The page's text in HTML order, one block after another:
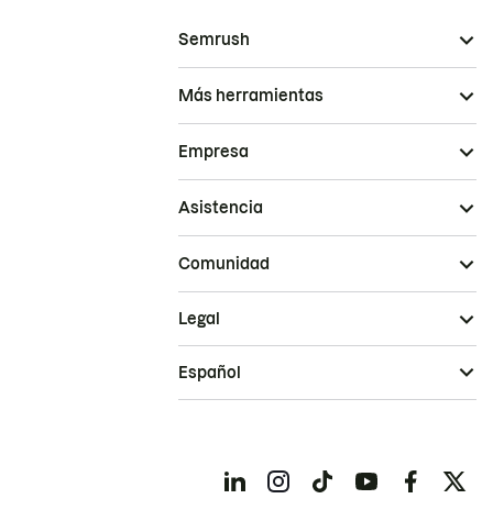
Semrush
Más herramientas
Empresa
Asistencia
Comunidad
Legal
Español